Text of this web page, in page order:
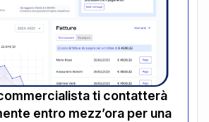
ti contatterà
entro mezz’ora per una